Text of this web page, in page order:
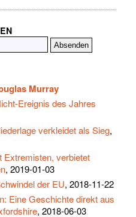
Murray
Ereignis des Jahres
verkleidet als Sieg,
Extremisten, verbietet
, 2019-01-03
der EU, 2018-11-22
Eine Geschichte direkt aus
, 2018-06-03